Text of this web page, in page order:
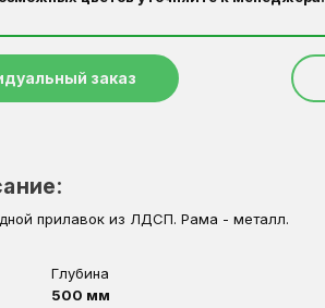
заказ
прилавок из ЛДСП. Рама - металл.
Глубина
500 мм